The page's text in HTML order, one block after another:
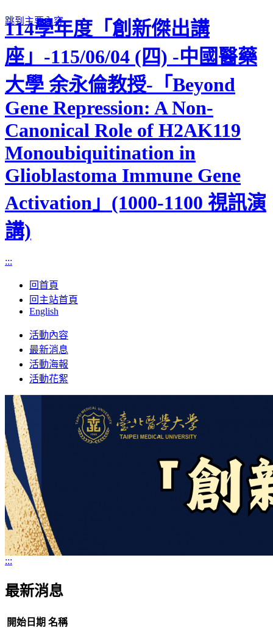
跳到主要內容
114學年度「創新傑出講
座」-115/06/04 (四) -中國醫藥
大學 余永倫教授-「Beyond
Gene Repression: A Non-
Canonical Role of H2AK119
Monoubiquitination in
Glioblastoma Immune Gene
Activation」(1000-1100 視訊演
講)
:::
回首頁
回主站首頁
English
Toggle
navigation
活動內容
最新消息
活動海報
活動花絮
:::
最新消息
開始日期 名稱